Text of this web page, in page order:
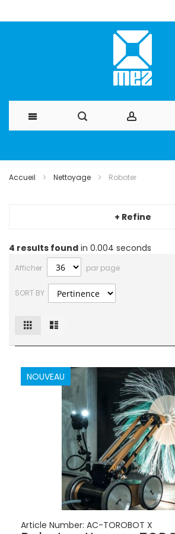
Accueil Nettoyage Roboter
+ Refine
4 results found in 0.004 seconds
Afficher par page
SORT BY
Afficher
en
Grille
NOUVEAU
Article Number: AC-TOROBOT X